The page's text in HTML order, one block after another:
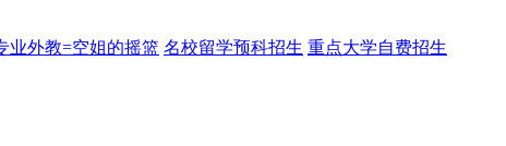
业外教=空姐的摇篮 名校留学预科招生 重点大学自费招生